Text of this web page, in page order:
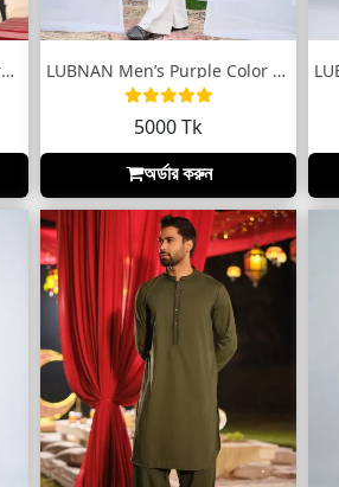
LUBNAN Men’s Chocolate Brown Embroidered... LUBNAN Men’s Purple Color Slim Fit Premi...
5000 Tk
অর্ডার করুন